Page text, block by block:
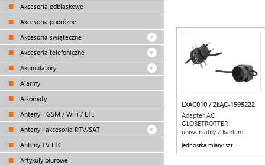
Akcesoria odblaskowe
Akcesoria podróżne
Akcesoria świąteczne
Akcesoria telefoniczne
Akumulatory
Alarmy
Alkomaty
Anteny - GSM / WiFi / LTE
Anteny i akcesoria RTV/SAT
Anteny TV LTC
Artykuły biurowe
LXAC010 / ZŁĄC-1595222
Adapter AC
GLOBETROTTER
uniwersalny z kablem
jednostka miary: szt